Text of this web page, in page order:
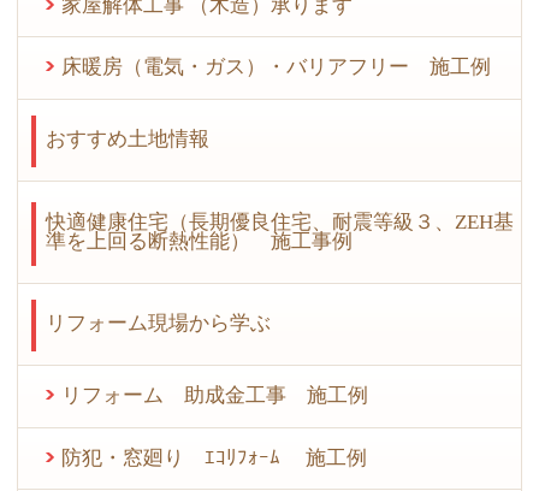
家屋解体工事 （木造）承ります
床暖房（電気・ガス）・バリアフリー 施工例
おすすめ土地情報
快適健康住宅（長期優良住宅、耐震等級３、ZEH基
準を上回る断熱性能） 施工事例
リフォーム現場から学ぶ
リフォーム 助成金工事 施工例
防犯・窓廻り ｴｺﾘﾌｫｰﾑ 施工例